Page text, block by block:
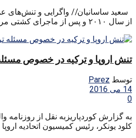
سعید ساسانیان// واگرایی و تنش‌های
از سال ۲۰۱۰ و پس از ماجرای کشتی مرمره میان ...
تنش‌ اروپا و ترکیه در خصوص
توسط Parez
14 می 2016
0
به گزارش کوردپاریزبه نقل از روزنامه
کلود یونکر، رئیس کمیسیون اتحادیه